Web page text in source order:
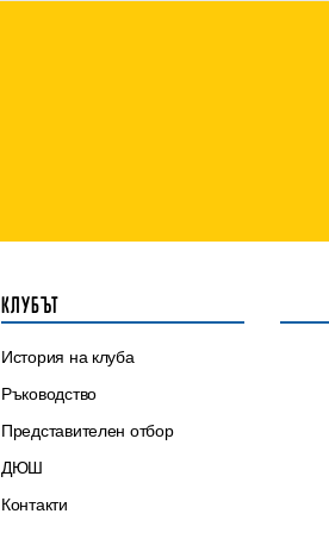
КЛУБЪТ
История на клуба
Ръководство
Представителен отбор
ДЮШ
Контакти